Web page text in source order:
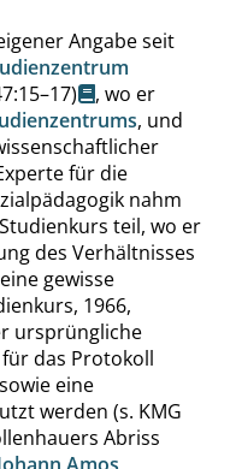
Angabe seit
)
, wo er
, und
für die
nahm
teil, wo er
des Verhältnisses
eine gewisse
1966,
ursprüngliche
das Protokoll
eine
werden (s. KMG
Abriss